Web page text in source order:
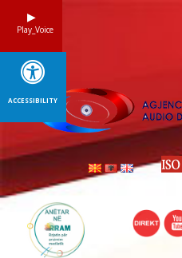
Play_Voice
ACCESSIBILITY